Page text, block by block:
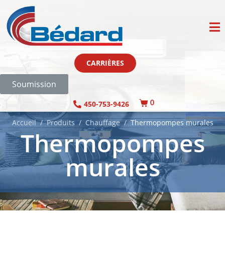
CARRIÈRES
Soumission
450-753-9426 0
Accueil Produits Chauffage Thermopompes murales
Thermopompes
murales